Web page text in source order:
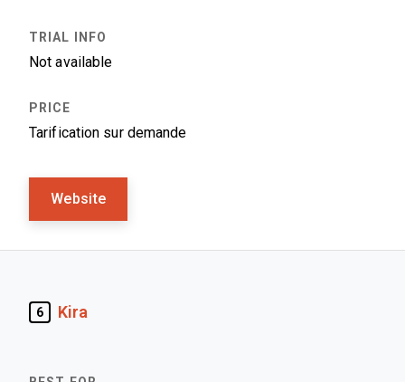
Not available
Tarification sur demande
Website
6 Kira